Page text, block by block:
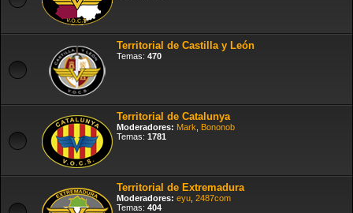
Territorial de Castilla y León
Temas: 470
Territorial de Catalunya
Moderadores: Mark
Bononob
Temas: 1781
Territorial de Extremadura
Moderadores: eyu 2487com
Temas: 404